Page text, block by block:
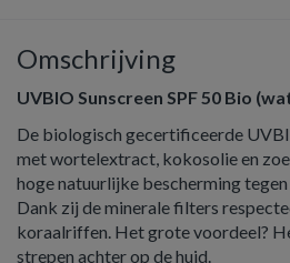
Omschrijving
UVBIO Sunscreen SPF 50 Bio
De biologisch gecertificeerde
met wortelextract, kokosolie en
hoge natuurlijke bescherming
Dank zij de minerale filters
koraalriffen. Het grote voordeel?
strepen achter op de huid.